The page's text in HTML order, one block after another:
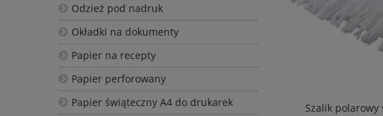
Odzież pod nadruk
Okładki na dokumenty
Papier na recepty
Papier perforowany
Papier świąteczny A4 do drukarek
Szalik polarowy